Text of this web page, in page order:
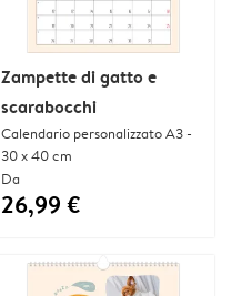
Zampette di gatto e
scarabocchi
Calendario personalizzato A3 -
30 x 40 cm
Da
26,99 €